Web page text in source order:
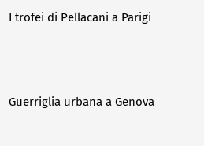
I trofei di Pellacani a Parigi
Guerriglia urbana a Genova